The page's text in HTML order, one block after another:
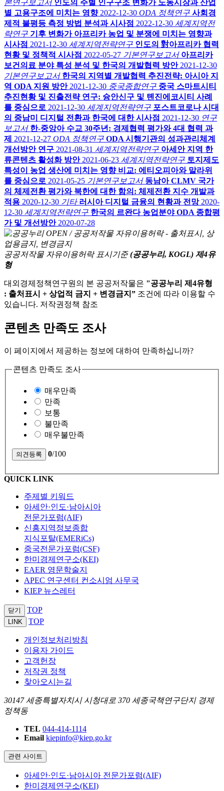
본연구보고서 인도의 주별 인구구조 변화가 노동시장과 산업
별 고용구조에 미치는 영향 2022-12-30 ODA 정책연구 사회경
제적 불평등 측정 방법 분석과 시사점 2022-12-30 세계지역전
략연구 기후 변화가 아프리카 농업 및 분쟁에 미치는 영향과
시사점 2021-12-30 세계지역전략연구 인도의 對아프리카 협력
현황 및 정책적 시사점 2022-05-27 기본연구보고서 아프리카
보건의료 분야 특성 분석 및 한국의 개발협력 방안 2021-12-30
기본연구보고서 한국의 지역별 개발협력 추진전략: 아시아 지
역 ODA 지원 방안 2021-12-30 중국종합연구 중국 스마트시티
추진현황 및 진출전략 연구: 슝안신구 및 톈진에코시티 사례
를 중심으로 2021-12-30 세계지역전략연구 포스트코로나 시대
의 중남미 디지털 전환과 한국에 대한 시사점 2021-12-30 연구
보고서 한-중앙아 수교 30주년: 경제협력 평가와 4대 협력 과
제
2021-12-27 ODA 정책연구 ODA 시행기관의 성과관리체계
개선방안 연구 2021-08-31 세계지역전략연구 아세안 지역 한
류콘텐츠 활성화 방안 2021-06-23 세계지역전략연구 토지제도
특성이 농업 생산에 미치는 영향 비교: 에티오피아와 말라위
를 중심으로 2021-05-25 기본연구보고서 동남아 CLMV 국가
의 체제전환 평가와 북한에 대한 함의: 체제전환 지수 개발과
적용 2020-12-30 기타 러시아 디지털 금융의 현황과 전망 2020-
12-30 세계지역전략연구 한국의 르완다 농업분야 ODA 종합평
가 및 개선방안 2020-07-28
공공저작물 자유이용허락 표시기준 (공공누리, KOGL) 제4유
형
대외경제정책연구원의 본 공공저작물은 "공공누리 제4유형
: 출처표시 + 상업적 금지 + 변경금지” 조건에 따라 이용할 수
있습니다. 저작권정책 참조
콘텐츠 만족도 조사
이 페이지에서 제공하는 정보에 대하여 만족하십니까?
콘텐츠 만족도 조사
매우만족
만족
보통
불만족
매우불만족
0/100
QUICK LINK
주제별 키워드
아세안·인도·남아시아
전문가포럼(AIF)
신흥지역정보종합
지식포탈(EMERiCs)
중국전문가포럼(CSF)
한미경제연구소(KEI)
EAER 영문학술지
APEC 연구센터 컨소시엄 사무국
KIEP 뉴스레터
닫기 TOP
LINK TOP
개인정보처리방침
이용자 가이드
고객헌장
저작권 정책
찾아오시는길
30147 세종특별자치시 시청대로 370 세종국책연구단지 경제
정책동
TEL 044-414-1114
Email kiepinfo@kiep.go.kr
관련 사이트
아세안·인도·남아시아 전문가포럼(AIF)
한미경제연구소(KEI)